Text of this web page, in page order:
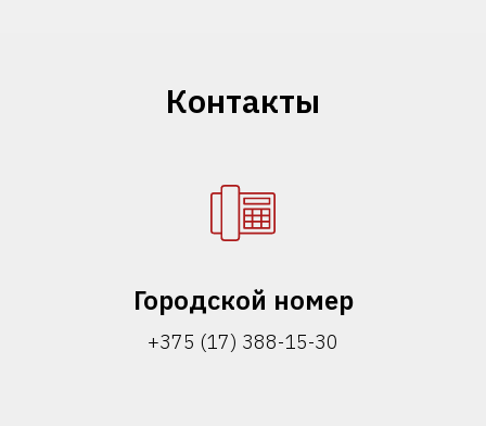
Контакты
Городской номер
+375 (17) 388-15-30